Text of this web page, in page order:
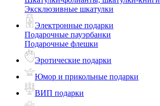
Эксклюзивные шкатулки
Электронные подарки
Подарочные пауэрбанки
Подарочные флешки
Эротические подарки
Юмор и прикольные подарки
ВИП подарки